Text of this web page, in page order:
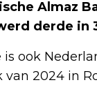
Almaz
derde in
ook
2024 in